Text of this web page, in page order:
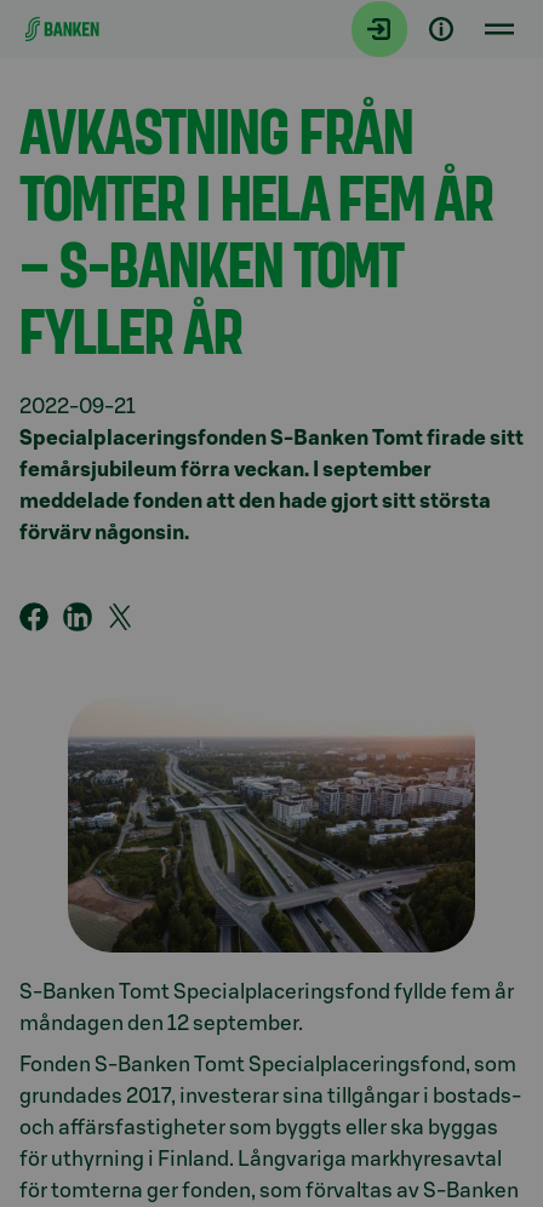
Gå direkt till innehållet
Aktuellt
AVKASTNING FRÅN
TOMTER I HELA FEM ÅR
– S-BANKEN TOMT
FYLLER ÅR
2022-09-21
Specialplaceringsfonden S-Banken Tomt firade sitt
femårsjubileum förra veckan. I september
meddelade fonden att den hade gjort sitt största
förvärv någonsin.
S-Banken Tomt Specialplaceringsfond fyllde fem år
måndagen den 12 september.
Fonden S-Banken Tomt Specialplaceringsfond, som
grundades 2017, investerar sina tillgångar i bostads-
och affärsfastigheter som byggts eller ska byggas
för uthyrning i Finland. Långvariga markhyresavtal
för tomterna ger fonden, som förvaltas av S-Banken